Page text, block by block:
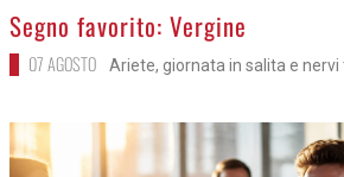
>
Segno favorito: Vergine
07 AGOSTO Ariete, giornata in salita e nervi